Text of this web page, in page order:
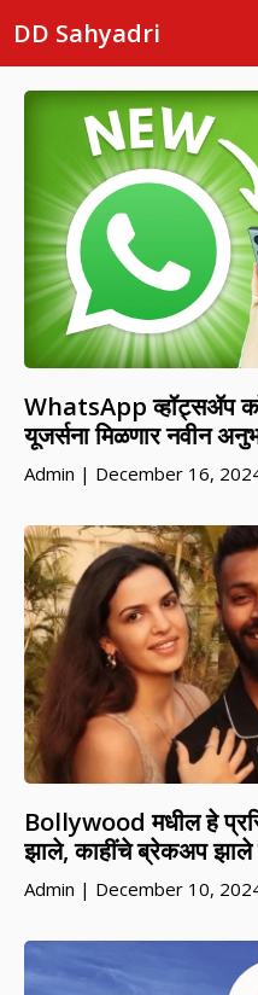
DD Sahyadri
WhatsApp व्हॉट्सॲप
यूजर्सना मिळणार नवीन
Admin December 16,
Bollywood मधील हे
झाले, काहींचे ब्रेकअप झाले
Admin December 10,